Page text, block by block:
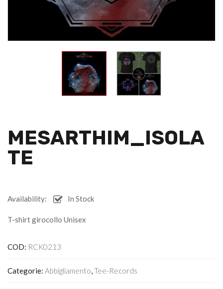
MESARTHIM_ISOLA
TE
Availability: In Stock
T-shirt girocollo Unisex
COD: RCK0213
Categorie: Abbigliamento,Tee-Records